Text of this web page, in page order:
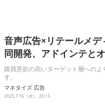
企業動向
人材育成
産業政策
音声広告×リテールメ
同開発、アドインテと
購買意欲の高いターゲット層への
す。
マネタイズ 広告
2025.7.16（水） 20:15